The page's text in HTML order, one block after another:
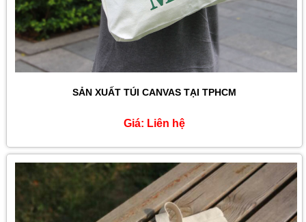
SẢN XUẤT TÚI CANVAS TẠI TPHCM
Giá:Liên hệ